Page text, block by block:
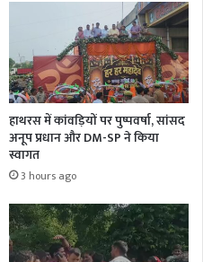
हाथरस में कांवड़ियों पर पुष्पवर्षा, सांसद
अनूप प्रधान और DM-SP ने किया
स्वागत
3 hours ago